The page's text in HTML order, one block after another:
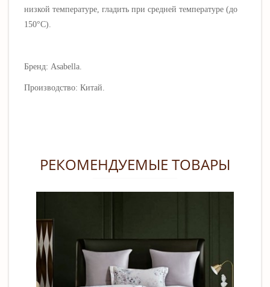
низкой температуре, гладить при средней температуре (до
150°C).
Бренд: Asabella.
Производство: Китай.
РЕКОМЕНДУЕМЫЕ ТОВАРЫ